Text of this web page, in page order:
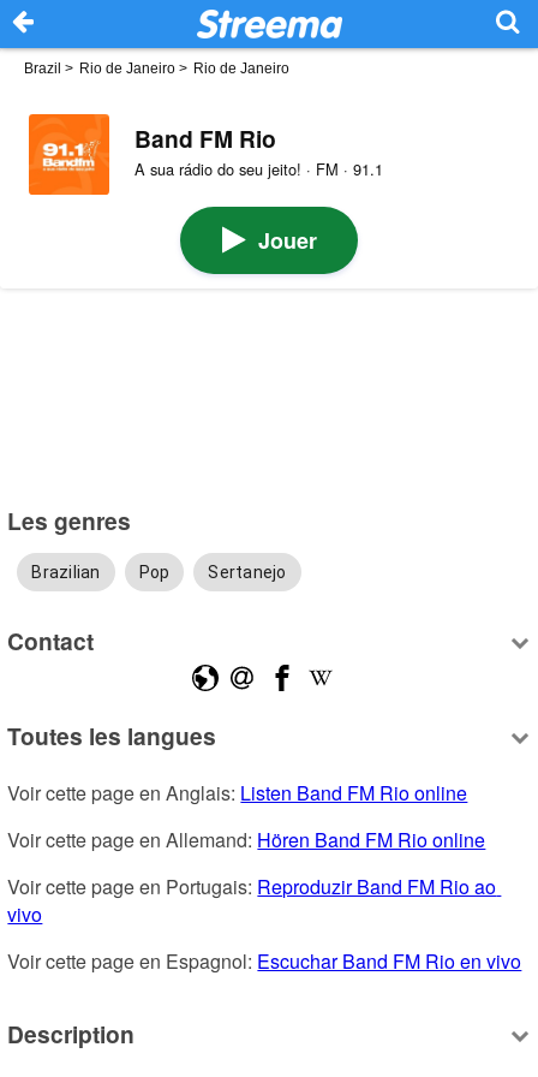
Brazil > Rio de Janeiro > Rio de Janeiro
Band FM Rio
A sua rádio do seu jeito! · FM · 91.1
Jouer
Les genres
Brazilian Pop Sertanejo
Contact
Toutes les langues
Voir cette page en Anglais: Listen Band FM Rio online
Voir cette page en Allemand: Hören Band FM Rio online
Voir cette page en Portugais: Reproduzir Band FM Rio ao
vivo
Voir cette page en Espagnol: Escuchar Band FM Rio en vivo
Description